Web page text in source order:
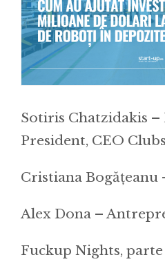
Sotiris Chatzidakis –
President, CEO
Cristiana Bogățeanu
Alex Dona –
Fuckup Nights, parte